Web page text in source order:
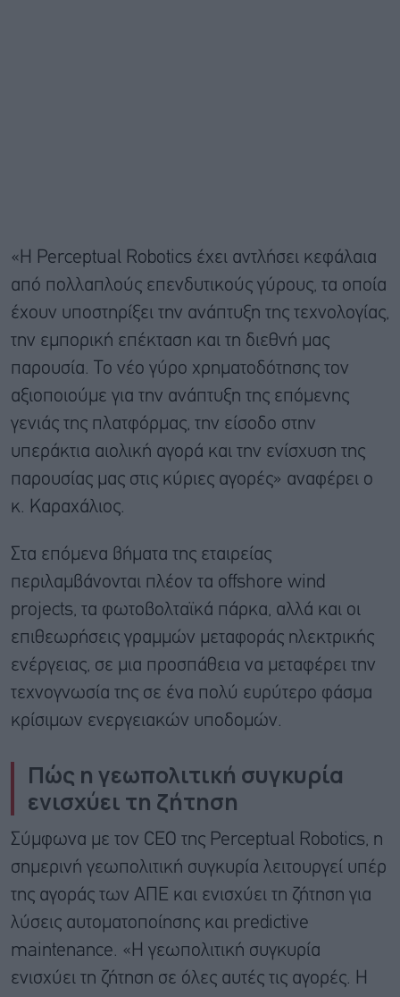
«Η Perceptual Robotics έχει αντλήσει κεφάλαια
από πολλαπλούς επενδυτικούς γύρους, τα οποία
έχουν υποστηρίξει την ανάπτυξη της τεχνολογίας,
την εμπορική επέκταση και τη διεθνή μας
παρουσία. Το νέο γύρο χρηματοδότησης τον
αξιοποιούμε για την ανάπτυξη της επόμενης
γενιάς της πλατφόρμας, την είσοδο στην
υπεράκτια αιολική αγορά και την ενίσχυση της
παρουσίας μας στις κύριες αγορές» αναφέρει ο
κ. Καραχάλιος.
Στα επόμενα βήματα της εταιρείας
περιλαμβάνονται πλέον τα offshore wind
projects, τα φωτοβολταϊκά πάρκα, αλλά και οι
επιθεωρήσεις γραμμών μεταφοράς ηλεκτρικής
ενέργειας, σε μια προσπάθεια να μεταφέρει την
τεχνογνωσία της σε ένα πολύ ευρύτερο φάσμα
κρίσιμων ενεργειακών υποδομών.
Πώς η γεωπολιτική συγκυρία
ενισχύει τη ζήτηση
Σύμφωνα με τον CEO της Perceptual Robotics, η
σημερινή γεωπολιτική συγκυρία λειτουργεί υπέρ
της αγοράς των ΑΠΕ και ενισχύει τη ζήτηση για
λύσεις αυτοματοποίησης και predictive
maintenance. «Η γεωπολιτική συγκυρία
ενισχύει τη ζήτηση σε όλες αυτές τις αγορές. Η